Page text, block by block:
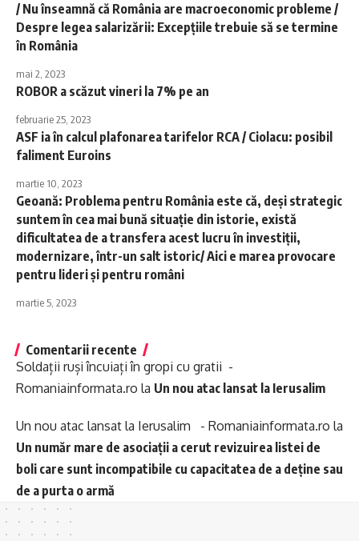
/ Nu înseamnă că România are macroeconomic probleme /
Despre legea salarizării: Excepţiile trebuie să se termine
în România
mai 2, 2023
ROBOR a scăzut vineri la 7% pe an
februarie 25, 2023
ASF ia în calcul plafonarea tarifelor RCA / Ciolacu: posibil
faliment Euroins
martie 10, 2023
Geoană: Problema pentru România este că, deşi strategic
suntem în cea mai bună situaţie din istorie, există
dificultatea de a transfera acest lucru în investiţii,
modernizare, într-un salt istoric/ Aici e marea provocare
pentru lideri şi pentru români
martie 5, 2023
Comentarii recente
Soldații ruși încuiați în gropi cu gratii -
Romaniainformata.ro la Un nou atac lansat la Ierusalim
Un nou atac lansat la Ierusalim - Romaniainformata.ro la
Un număr mare de asociații a cerut revizuirea listei de
boli care sunt incompatibile cu capacitatea de a deține sau
de a purta o armă